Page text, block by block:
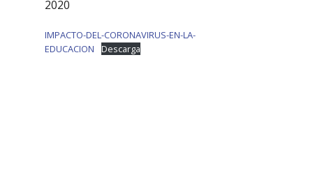
2020
IMPACTO-DEL-CORONAVIRUS-EN-LA-
EDUCACION
Descarga